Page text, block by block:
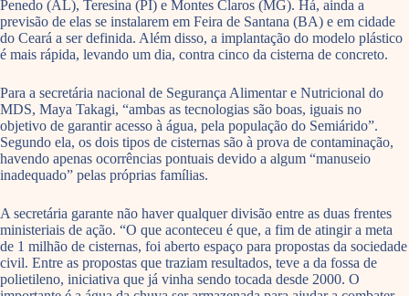
Penedo (AL), Teresina (PI) e Montes Claros (MG). Há, ainda a
previsão de elas se instalarem em Feira de Santana (BA) e em cidade
do Ceará a ser definida. Além disso, a implantação do modelo plástico
é mais rápida, levando um dia, contra cinco da cisterna de concreto.
Para a secretária nacional de Segurança Alimentar e Nutricional do
MDS, Maya Takagi, “ambas as tecnologias são boas, iguais no
objetivo de garantir acesso à água, pela população do Semiárido”.
Segundo ela, os dois tipos de cisternas são à prova de contaminação,
havendo apenas ocorrências pontuais devido a algum “manuseio
inadequado” pelas próprias famílias.
A secretária garante não haver qualquer divisão entre as duas frentes
ministeriais de ação. “O que aconteceu é que, a fim de atingir a meta
de 1 milhão de cisternas, foi aberto espaço para propostas da sociedade
civil. Entre as propostas que traziam resultados, teve a da fossa de
polietileno, iniciativa que já vinha sendo tocada desde 2000. O